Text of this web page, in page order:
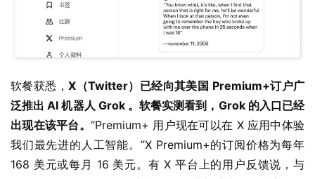
软餐获悉，X（Twitter）已经向其美国 Premium+订户广
泛推出 AI 机器人 Grok 。软餐实测看到，Grok 的入口已经
出现在该平台。 “Premium+ 用户现在可以在 X 应用中体验
我们最先进的人工智能。”X Premium+的订阅价格为每年
168 美元或每月 16 美元。有 X 平台上的用户反馈说，与